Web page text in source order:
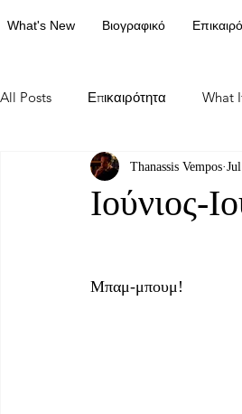
What's New Βιογραφικό
All Posts Επικαιρότητα What
Ιούνιος-
Thanassis Vempos
Μπαμ-μπουμ!